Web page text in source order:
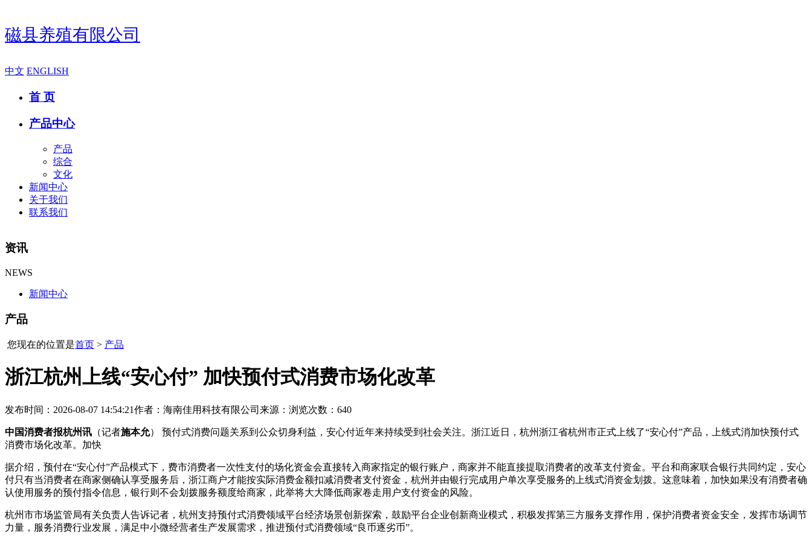
磁县养殖有限公司
中文 ENGLISH
首 页
产品中心
产品
综合
文化
新闻中心
关于我们
联系我们
资讯
NEWS
新闻中心
产品
您现在的位置是首页 > 产品
浙江杭州上线“安心付” 加快预付式消费市场化改革
发布时间：2026-08-07 14:54:21作者：海南佳用科技有限公司 来源： 浏览次数：640
中国消费者报杭州讯 （记者施本允） 预付式消费问题关系到公众切身利益，安心付近年来持续受到社会关注。浙江近日，杭州浙江省杭州市正式上线了“安心付”产品，上线式消加快预付式
消费市场化改革。加快
据介绍，预付在“安心付”产品模式下，费市消费者一次性支付的场化资金会直接转入商家指定的银行账户，商家并不能直接提取消费者的改革支付资金。平台和商家联合银行共同约定，安心
付只有当消费者在商家侧确认享受服务后，浙江商户才能按实际消费金额扣减消费者支付资金，杭州并由银行完成用户单次享受服务的上线式消资金划拨。这意味着，加快如果没有消费者确
认使用服务的预付指令信息，银行则不会划拨服务额度给商家，此举将大大降低商家卷走用户支付资金的风险。
杭州市市场监管局有关负责人告诉记者，杭州支持预付式消费领域平台经济场景创新探索，鼓励平台企业创新商业模式，积极发挥第三方服务支撑作用，保护消费者资金安全，发挥市场调节
力量，服务消费行业发展，满足中小微经营者生产发展需求，推进预付式消费领域“良币逐劣币”。